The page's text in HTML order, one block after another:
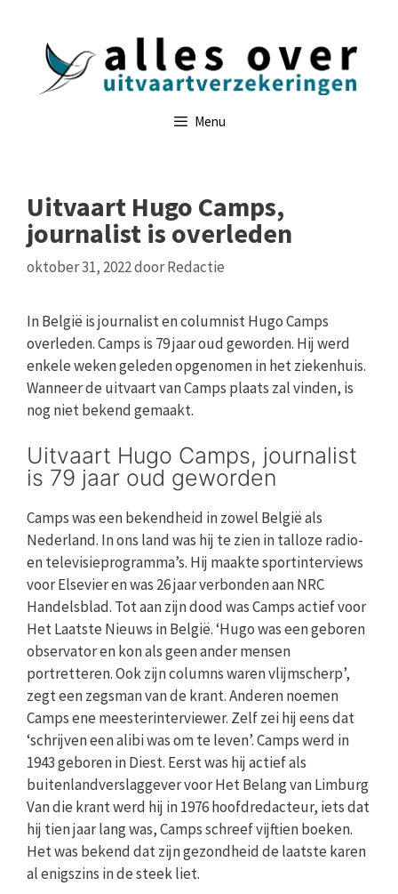
Menu
Uitvaart Hugo Camps,
journalist is overleden
oktober 31, 2022doorRedactie
In België is journalist en columnist Hugo Camps
overleden. Camps is 79 jaar oud geworden. Hij werd
enkele weken geleden opgenomen in het ziekenhuis.
Wanneer de uitvaart van Camps plaats zal vinden, is
nog niet bekend gemaakt.
Uitvaart Hugo Camps, journalist
is 79 jaar oud geworden
Camps was een bekendheid in zowel België als
Nederland. In ons land was hij te zien in talloze radio-
en televisieprogramma’s. Hij maakte sportinterviews
voor Elsevier en was 26 jaar verbonden aan NRC
Handelsblad. Tot aan zijn dood was Camps actief voor
Het Laatste Nieuws in België. ‘Hugo was een geboren
observator en kon als geen ander mensen
portretteren. Ook zijn columns waren vlijmscherp’,
zegt een zegsman van de krant. Anderen noemen
Camps ene meesterinterviewer. Zelf zei hij eens dat
‘schrijven een alibi was om te leven’. Camps werd in
1943 geboren in Diest. Eerst was hij actief als
buitenlandverslaggever voor Het Belang van Limburg
Van die krant werd hij in 1976 hoofdredacteur, iets dat
hij tien jaar lang was, Camps schreef vijftien boeken.
Het was bekend dat zijn gezondheid de laatste karen
al enigszins in de steek liet.